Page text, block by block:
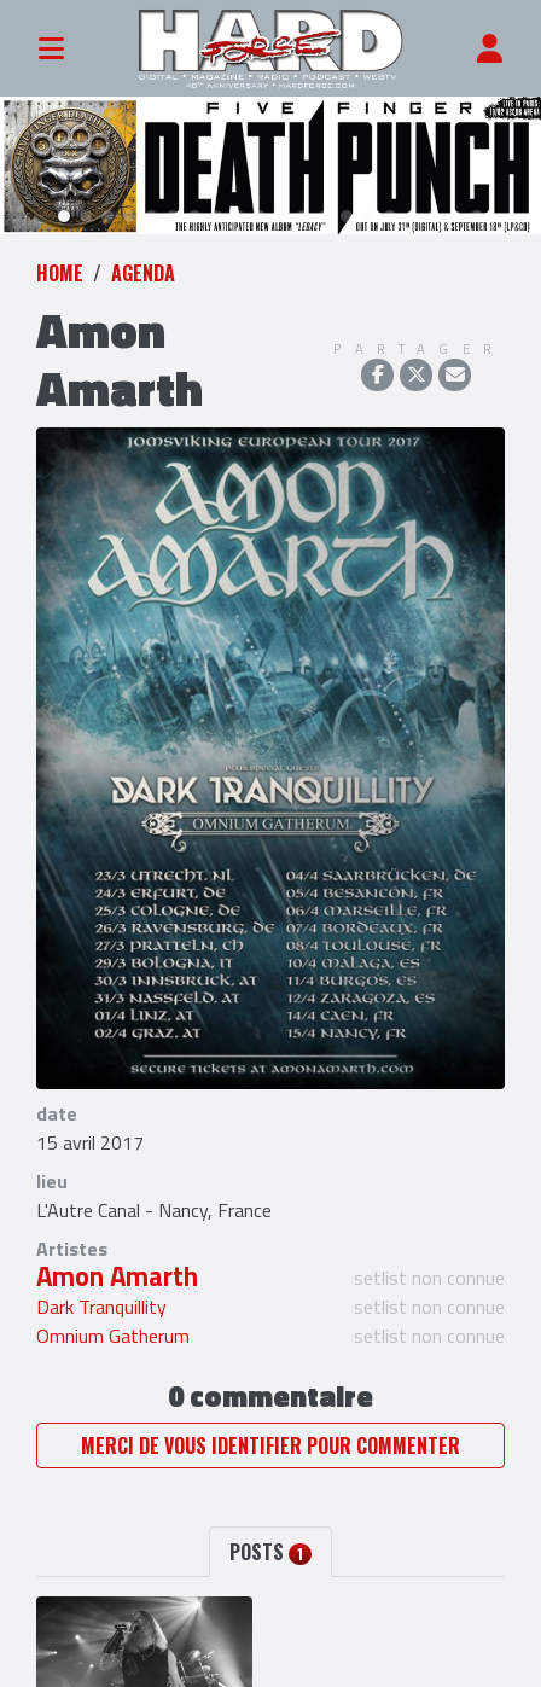
HOME AGENDA
Amon
Amarth
PARTAGER
date
15 avril 2017
lieu
L'Autre Canal - Nancy, France
Artistes
Amon Amarth
setlist non connue
Dark Tranquillity
setlist non connue
Omnium Gatherum
setlist non connue
0 commentaire
MERCI DE VOUS IDENTIFIER POUR COMMENTER
POSTS 1